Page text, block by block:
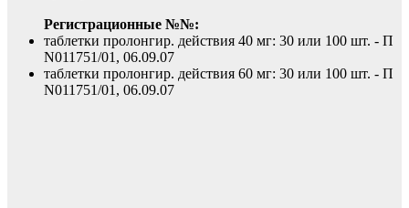
Регистрационные №№:
таблетки пролонгир. действия 40 мг: 30 или 100 шт. - П
N011751/01, 06.09.07
таблетки пролонгир. действия 60 мг: 30 или 100 шт. - П
N011751/01, 06.09.07